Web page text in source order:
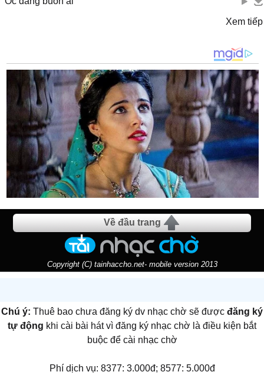
Xem tiếp
Về đầu trang
Copyright (C) tainhaccho.net- mobile version 2013
Chú ý: Thuê bao chưa đăng ký dv nhạc chờ sẽ được đăng ký
tự động khi cài bài hát vì đăng ký nhạc chờ là điều kiện bắt
buộc để cài nhạc chờ
Phí dịch vụ: 8377: 3.000đ; 8577: 5.000đ